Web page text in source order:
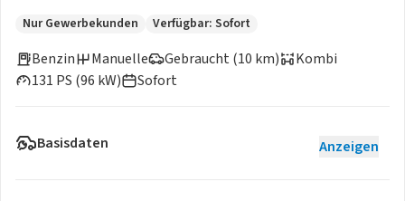
Nur Gewerbekunden Verfügbar: Sofort
Benzin
Gebraucht (10 km)
131 PS (96 kW)
Manuelle
Kombi
Sofort
Basisdaten Anzeigen